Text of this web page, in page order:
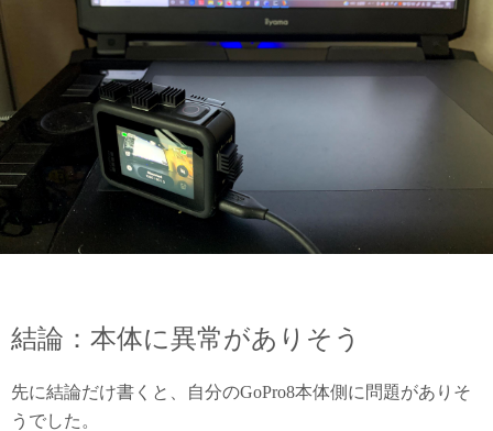
結論：本体に異常がありそう
先に結論だけ書くと、自分のGoPro8本体側に問題がありそ
うでした。